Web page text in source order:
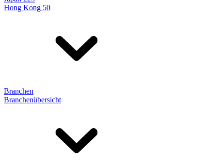
Hong Kong 50
Branchen
Branchenübersicht